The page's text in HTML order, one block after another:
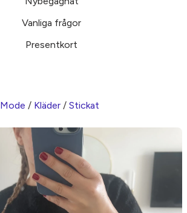
Vanliga frågor
Presentkort
Mode / Kläder / Stickat